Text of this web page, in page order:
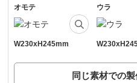
オモテ
W230xH245mm
ウラ
同じ素材での